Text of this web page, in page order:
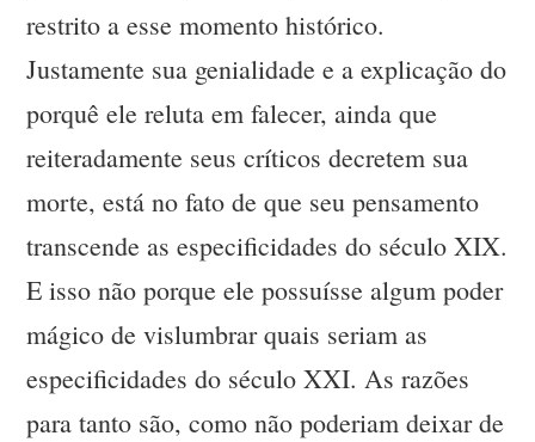
restrito a esse momento histórico.
Justamente sua genialidade e a explicação do
porquê ele reluta em falecer, ainda que
reiteradamente seus críticos decretem sua
morte, está no fato de que seu pensamento
transcende as especificidades do século XIX.
E isso não porque ele possuísse algum poder
mágico de vislumbrar quais seriam as
especificidades do século XXI. As razões
para tanto são, como não poderiam deixar de